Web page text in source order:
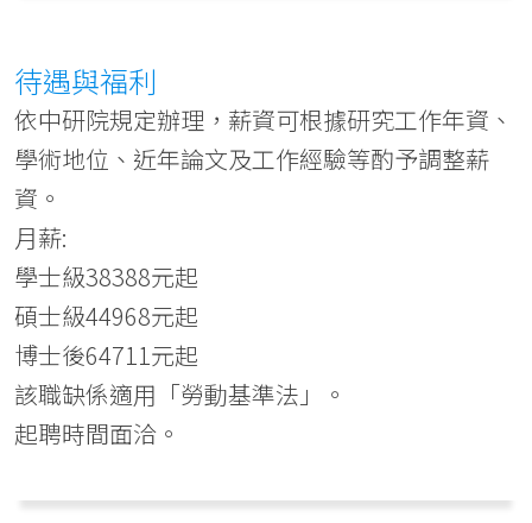
待遇與福利
依中研院規定辦理，薪資可根據研究工作年資、
學術地位、近年論文及工作經驗等酌予調整薪
資。
月薪:
學士級38388元起
碩士級44968元起
博士後64711元起
該職缺係適用「勞動基準法」。
起聘時間面洽。